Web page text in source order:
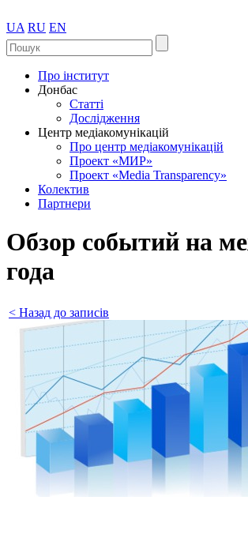
UA RU EN
Про інститут
Донбас
Статті
Дослідження
Центр медіакомунікацій
Про центр медіакомунікацій
Проект «МИР»
Проект «Media Transparency»
Колектив
Партнери
Обзор событий на
года
< Назад до записів